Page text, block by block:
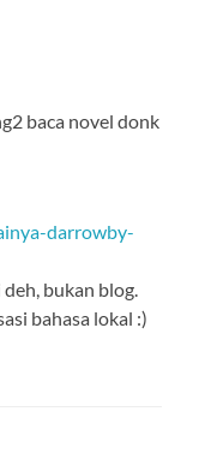
baca novel donk
darrowby-
bukan blog.
bahasa lokal :)